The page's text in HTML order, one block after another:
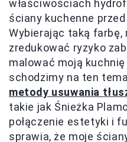
właściwościach
ściany kuchenne
Wybierając taką farbę,
zredukować ryzyko
malować moją
schodzimy na ten
metody usuwania
takie jak Śnieżka
połączenie estetyki i
sprawia, że moje